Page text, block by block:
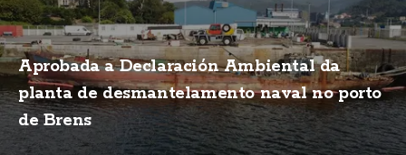
Aprobada a Declaración Ambiental da
planta de desmantelamento naval no porto
de Brens